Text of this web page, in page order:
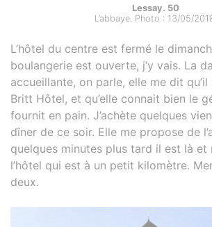
Lessay. 50
L’abbaye. Photo : 13/05/
L’hôtel du centre est fermé le
boulangerie est ouverte, j’y vais. La
accueillante, on parle, elle me dit
Britt Hôtel, et qu’elle connait bien le
fournit en pain. J’achète quelques
dîner de ce soir. Elle me propose de
quelques minutes plus tard il est là et
l’hôtel qui est à un petit kilomètre.
deux.